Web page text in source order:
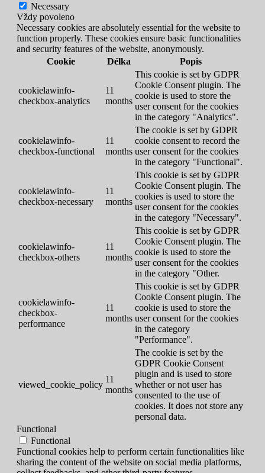
Necessary
Vždy povoleno
Necessary cookies are absolutely essential for the website to
function properly. These cookies ensure basic functionalities
and security features of the website, anonymously.
Cookie
Délka Popis
cookielawinfo-
checkbox-analytics
11
months
This cookie is set by GDPR
Cookie Consent plugin. The
cookie is used to store the
user consent for the cookies
in the category "Analytics".
cookielawinfo-
checkbox-functional
11
months
The cookie is set by GDPR
cookie consent to record the
user consent for the cookies
in the category "Functional".
cookielawinfo-
checkbox-necessary
11
months
This cookie is set by GDPR
Cookie Consent plugin. The
cookies is used to store the
user consent for the cookies
in the category "Necessary".
cookielawinfo-
checkbox-others
11
months
This cookie is set by GDPR
Cookie Consent plugin. The
cookie is used to store the
user consent for the cookies
in the category "Other.
cookielawinfo-
checkbox-
performance
11
months
This cookie is set by GDPR
Cookie Consent plugin. The
cookie is used to store the
user consent for the cookies
in the category
"Performance".
viewed_cookie_policy
11
months
The cookie is set by the
GDPR Cookie Consent
plugin and is used to store
whether or not user has
consented to the use of
cookies. It does not store any
personal data.
Functional
Functional
Functional cookies help to perform certain functionalities like
sharing the content of the website on social media platforms,